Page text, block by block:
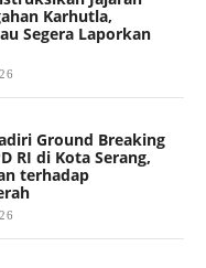
Karhutla,
Segera Laporkan
Ground Breaking
RI di Kota Serang,
terhadap